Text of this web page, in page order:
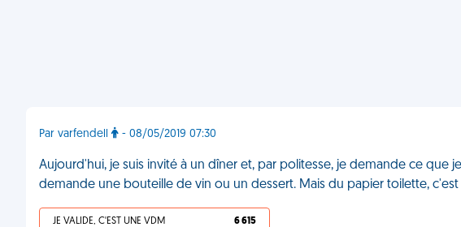
Par varfendell - 08/05/2019 07:30
Aujourd'hui, je suis invité à un dîner et, par politesse, je demande ce que
demande une bouteille de vin ou un dessert. Mais du papier toilette, c'est
JE VALIDE, C'EST UNE VDM 6 615